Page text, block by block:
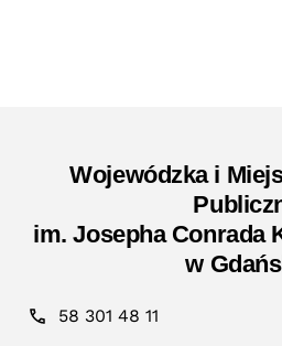
Wojewódzka i
im. Josepha Conrada
w
58 301 48 11